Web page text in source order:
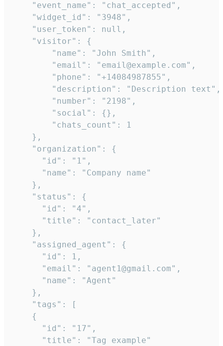
    "event_name": "chat_accepted",
    "widget_id": "3948",
    "user_token": null,
    "visitor": {
        "name": "John Smith",
        "email": "email@example.com",
        "phone": "+14084987855",
        "description": "Description text",
        "number": "2198",
        "social": {},
        "chats_count": 1
    },
    "organization": {
      "id": "1",
      "name": "Company name"
    },
    "status": {
      "id": "4",
      "title": "contact_later"
    },
    "assigned_agent": {
      "id": 1,
      "email": "agent1@gmail.com",
      "name": "Agent"
    },
    "tags": [
    {
      "id": "17",
      "title": "Tag example"